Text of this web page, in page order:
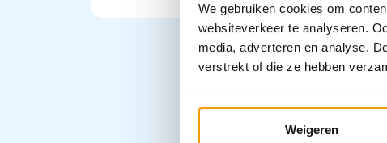
We gebruiken cookies om
websiteverkeer te analyseren.
media, adverteren en analyse.
verstrekt of die ze hebben
Weigeren
€